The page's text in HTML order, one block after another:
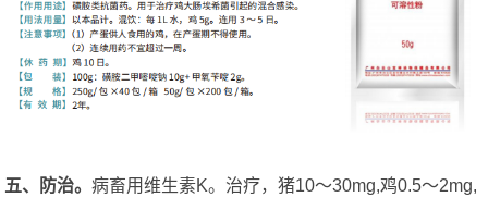
五、防治。病畜用维生素K。治疗，猪10～30mg,鸡0.5～2mg,